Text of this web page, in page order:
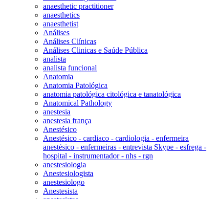
anaesthetic practitioner
anaesthetics
anaesthetist
Análises
Análises Clínicas
Análises Clinicas e Saúde Pública
analista
analista funcional
Anatomia
Anatomia Patológica
anatomia patológica citológica e tanatológica
Anatomical Pathology
anestesia
anestesia frança
Anestésico
Anestésico - cardiaco - cardiologia - enfermeira
anestésico - enfermeiras - entrevista Skype - esfrega -
hospital - instrumentador - nhs - rgn
anestesiologia
Anestesiologista
anestesiologo
Anestesista